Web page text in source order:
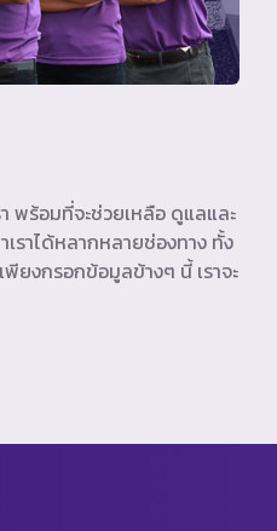
พร้อมที่จะช่วยเหลือ ดูแลและ
าได้หลากหลายช่องทาง ทั้ง
พียงกรอกข้อมูลข้างๆ นี้ เราจะ